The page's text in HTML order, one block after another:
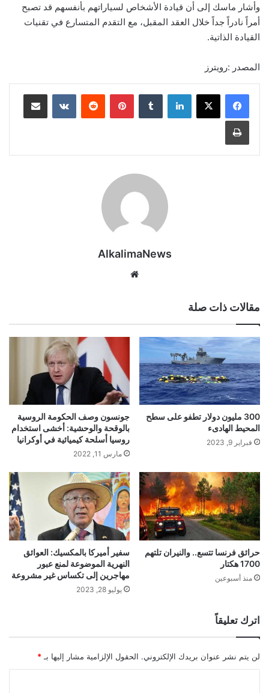
وأشار ماسك إلى أن قيادة الأشخاص لسياراتهم بأنفسهم قد تصبح
أمراً نادراً جداً خلال العقد المقبل، مع التقدم المتسارع في تقنيات
القيادة الذاتية.
المصدر :رويترز
لينكدإن بينتيريست
AlkalimaNews
مقالات ذات صلة
300 مليون دولار تطفو على سطح
المحيط الهادىء
فبراير 9, 2023
جونسون وصف الحكومة الروسية
بالوقحة والوحشية: أخشى استخدام
روسيا أسلحة كيميائية في أوكرانيا
مارس 11, 2022
حرائق فرنسا تتسع.. والنيران تلتهم
1700 هكتار
منذ أسبوعين
سفير أميركا بالمكسيك: العوائق
النهرية الموضوعة لمنع عبور
مهاجرين إلى تكساس غير مشروعة
يوليو 28, 2023
اترك تعليقاً
لن يتم نشر عنوان بريدك الإلكتروني. الحقول الإلزامية مشار إليها بـ *